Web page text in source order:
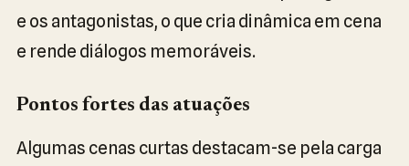
e os antagonistas, o que cria dinâmica em cena
e rende diálogos memoráveis.
Pontos fortes das atuações
Algumas cenas curtas destacam-se pela carga